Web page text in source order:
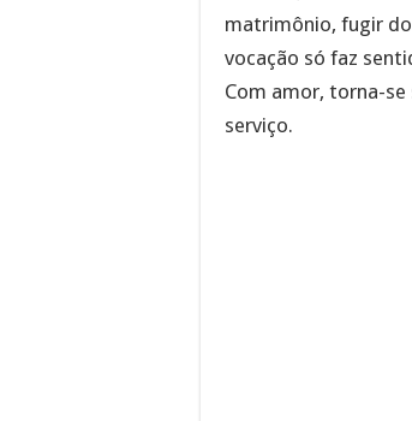
matrimônio, fugir
vocação só faz
Com amor, torna-
serviço.